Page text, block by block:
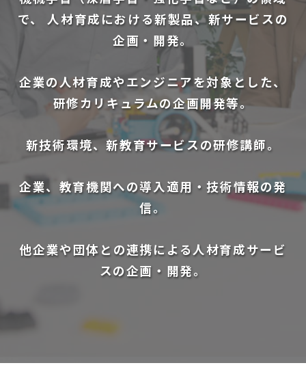
で、
人材育成における新製品、新サービスの
企画・開発。
企業の人材育成やエンジニアを対象とした、
研修カリキュラムの企画開発等。
新技術環境、新教育サービスの研修講師。
企業、教育機関への導入適用・技術情報の発
信。
他企業や団体との連携による人材育成サービ
スの企画・開発。